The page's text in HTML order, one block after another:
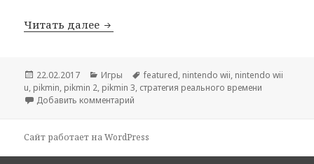
Читать далее Pikmin: раньше было лучше
Опубликовано
22.02.2017 Рубрики
Игры Метки
featured, nintendo wii, nintendo wii
u, pikmin, pikmin 2, pikmin 3, стратегия реального времени
Добавить комментарий
Сайт работает на WordPress